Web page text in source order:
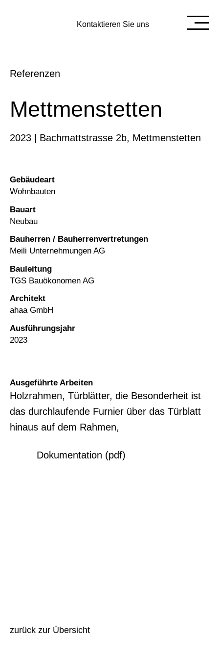
Kontaktieren Sie uns
Referenzen
Mettmenstetten
2023 | Bachmattstrasse 2b, Mettmenstetten
Gebäudeart
Wohnbauten
Bauart
Neubau
Bauherren / Bauherrenvertretungen
Meili Unternehmungen AG
Bauleitung
TGS Bauökonomen AG
Architekt
ahaa GmbH
Ausführungsjahr
2023
Ausgeführte Arbeiten
Holzrahmen, Türblätter, die Besonderheit ist
das durchlaufende Furnier über das Türblatt
hinaus auf dem Rahmen,
Dokumentation (pdf)
zurück zur Übersicht